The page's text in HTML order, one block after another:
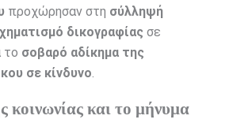
προχώρησαν στη σύλληψή
δικογραφίας σε
το σοβαρό αδίκημα της
σε κίνδυνο.
κοινωνίας και το μήνυμα